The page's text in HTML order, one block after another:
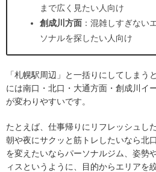
まで広く見たい人向け
創成川方面 ：混雑しすぎない
ソナルを探したい人向け
「札幌駅周辺」と一括りにしてしまう
には南口・北口・大通方面・創成川イ
が変わりやすいです。
たとえば、仕事帰りにリフレッシュし
朝や夜にサクッと筋トレしたいなら北
を変えたいならパーソナルジム、姿勢
ィスというように、目的からエリアを